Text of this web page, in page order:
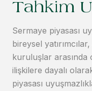
Tahkim
Sermaye piyasası
bireysel
kuruluşlar arasında
ilişkilere dayalı
piyasası